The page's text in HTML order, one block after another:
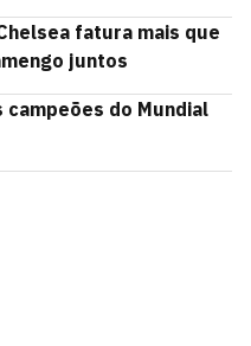
fatura mais que
juntos
campeões do Mundial